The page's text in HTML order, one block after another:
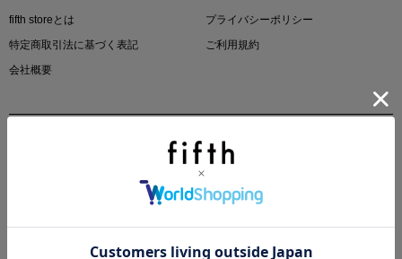
真夏のオフィスカジュアル
fifth storeとは
プライバシーポリシー
特定商取引法に基づく表記
ご利用規約
会社概要